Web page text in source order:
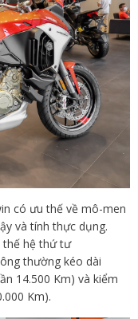
có ưu thế về mô-men
và tính thực dụng.
thế hệ thứ tư
thường kéo dài
14.500 Km) và kiểm
Km).